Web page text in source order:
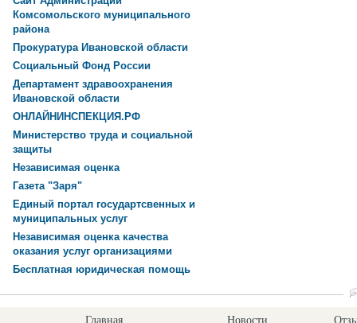
Комсомольского муниципального
района
Прокуратура Ивановской области
Социальный Фонд России
Департамент здравоохранения
Ивановской области
ОНЛАЙНИНСПЕКЦИЯ.РФ
Министерство труда и социальной
защиты
Независимая оценка
Газета "Заря"
Единый портал государтсвенных и
муниципальных услуг
Независимая оценка качества
оказания услуг организациями
Бесплатная юридическая помощь
Главная Новости